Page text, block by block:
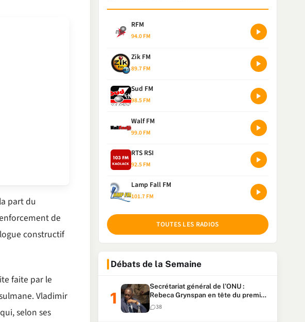
part du
de
constructif
faite par le
Vladimir
selon ses
RFM
94.0 FM
Zik FM
89.7 FM
Sud FM
98.5 FM
Walf FM
99.0 FM
RTS RSI
92.5 FM
Lamp Fall FM
101.7 FM
TOUTES LES RADIOS
Débats de la Semaine
Secrétariat général de l’ONU :
Rebeca Grynspan en tête du premier
vote, Macky Sall pointe à la 5ᵉ place
38